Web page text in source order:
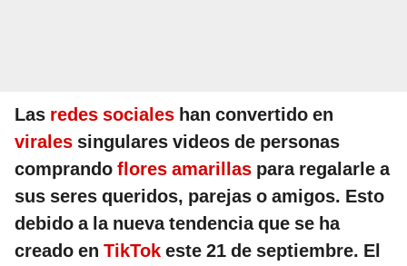
Las redes sociales han convertido en
virales singulares videos de personas
comprando flores amarillas para regalarle a
sus seres queridos, parejas o amigos. Esto
debido a la nueva tendencia que se ha
creado en TikTok este 21 de septiembre. El